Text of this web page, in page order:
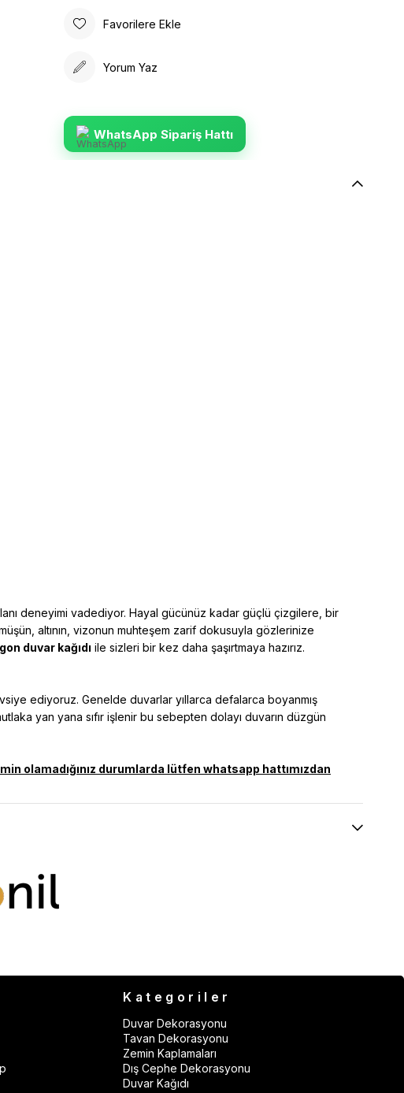
Favorilere Ekle
Yorum Yaz
WhatsApp Sipariş Hattı
deneyimi vadediyor. Hayal gücünüz kadar güçlü çizgilere, bir
altının, vizonun muhteşem zarif dokusuyla gözlerinize
duvar kağıdı ile sizleri bir kez daha şaşırtmaya hazırız.
ediyoruz. Genelde duvarlar yıllarca defalarca boyanmış
yan yana sıfır işlenir bu sebepten dolayı duvarın düzgün
olamadığınız durumlarda lütfen whatsapp hattımızdan
Kategoriler
Duvar Dekorasyonu
Tavan Dekorasyonu
Zemin Kaplamaları
Dış Cephe Dekorasyonu
Duvar Kağıdı